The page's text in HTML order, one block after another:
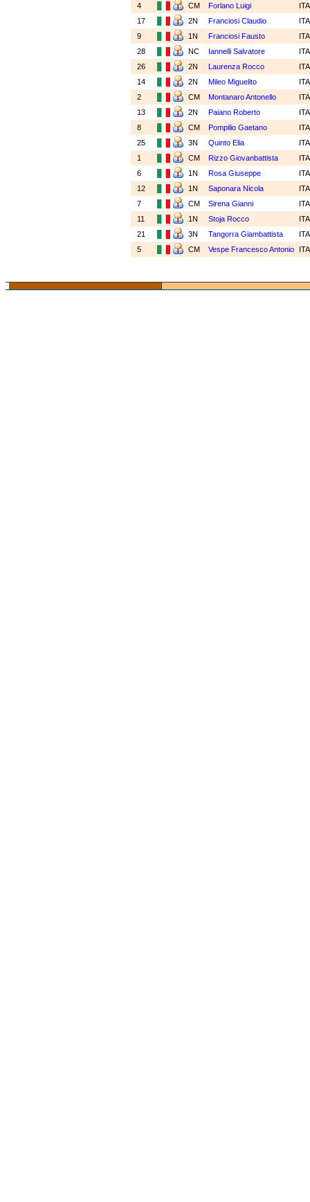
4
CM Forlano Luigi
17
2N Franciosi Claudio
9
1N Franciosi Fausto
28
NC Iannelli Salvatore
26
2N Laurenza Rocco
14
2N Mileo Miguelito
2
CM Montanaro Antonello
13
2N Paiano Roberto
8
CM Pompilio Gaetano
25
3N Quinto Elia
1
CM Rizzo Giovanbattista
6
1N Rosa Giuseppe
12
1N Saponara Nicola
7
CM Sirena Gianni
11
1N Stoja Rocco
21
3N Tangorra Giambattista
5
CM Vespe Francesco Antonio